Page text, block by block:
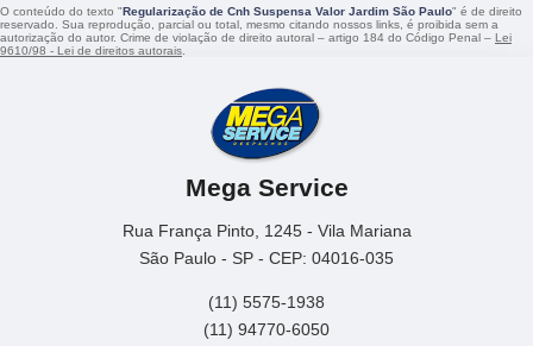
O conteúdo do texto "Regularização de Cnh Suspensa Valor Jardim São Paulo" é de direito
reservado. Sua reprodução, parcial ou total, mesmo citando nossos links, é proibida sem a
autorização do autor. Crime de violação de direito autoral – artigo 184 do Código Penal – Lei
9610/98 - Lei de direitos autorais
Mega Service
Rua França Pinto, 1245 - Vila Mariana
São Paulo - SP - CEP: 04016-035
(11) 5575-1938
(11) 94770-6050